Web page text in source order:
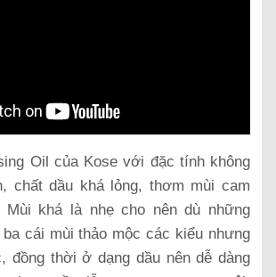
Oil của Kose với đặc tính không
chất dầu khá lỏng, thơm mùi cam
Mùi khá là nhẹ cho nên dù những
cái mùi thảo mộc các kiểu nhưng
đồng thời ở dạng dầu nên dễ dàng